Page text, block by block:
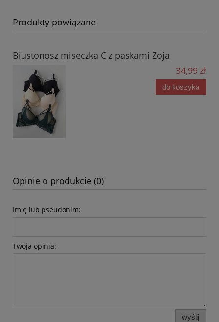
Produkty powiązane
Biustonosz miseczka C z paskami Zoja
34,99 zł
do koszyka
Opinie o produkcie (0)
Imię lub pseudonim:
Twoja opinia:
wyślij